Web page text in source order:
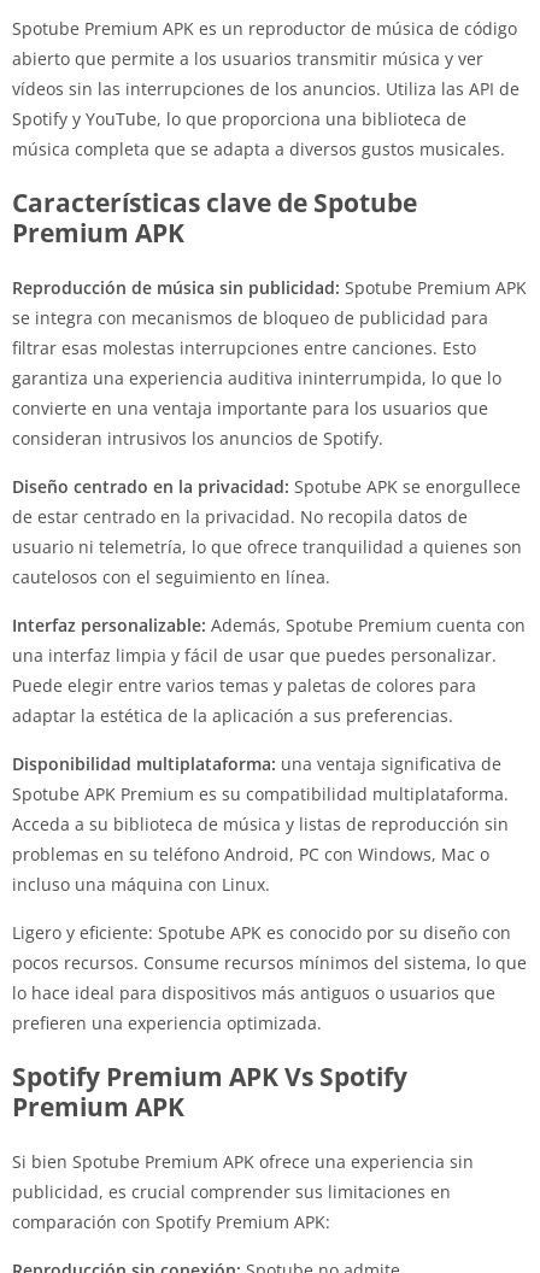
Spotube Premium APK es un reproductor de música de código
abierto que permite a los usuarios transmitir música y ver
vídeos sin las interrupciones de los anuncios. Utiliza las API de
Spotify y YouTube, lo que proporciona una biblioteca de
música completa que se adapta a diversos gustos musicales.
Características clave de Spotube
Premium APK
Reproducción de música sin publicidad: Spotube Premium APK
se integra con mecanismos de bloqueo de publicidad para
filtrar esas molestas interrupciones entre canciones. Esto
garantiza una experiencia auditiva ininterrumpida, lo que lo
convierte en una ventaja importante para los usuarios que
consideran intrusivos los anuncios de Spotify.
Diseño centrado en la privacidad: Spotube APK se enorgullece
de estar centrado en la privacidad. No recopila datos de
usuario ni telemetría, lo que ofrece tranquilidad a quienes son
cautelosos con el seguimiento en línea.
Interfaz personalizable: Además, Spotube Premium cuenta con
una interfaz limpia y fácil de usar que puedes personalizar.
Puede elegir entre varios temas y paletas de colores para
adaptar la estética de la aplicación a sus preferencias.
Disponibilidad multiplataforma: una ventaja significativa de
Spotube APK Premium es su compatibilidad multiplataforma.
Acceda a su biblioteca de música y listas de reproducción sin
problemas en su teléfono Android, PC con Windows, Mac o
incluso una máquina con Linux.
Ligero y eficiente: Spotube APK es conocido por su diseño con
pocos recursos. Consume recursos mínimos del sistema, lo que
lo hace ideal para dispositivos más antiguos o usuarios que
prefieren una experiencia optimizada.
Spotify Premium APK Vs Spotify
Premium APK
Si bien Spotube Premium APK ofrece una experiencia sin
publicidad, es crucial comprender sus limitaciones en
comparación con Spotify Premium APK: